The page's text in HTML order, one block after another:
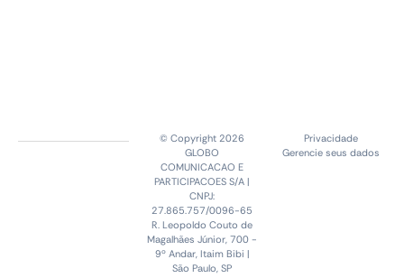
© Copyright 2026
GLOBO
COMUNICACAO E
PARTICIPACOES S/A |
CNPJ:
27.865.757/0096-65
R. Leopoldo Couto de
Magalhães Júnior, 700 -
9º Andar, Itaim Bibi |
São Paulo, SP
Privacidade
Gerencie seus dados